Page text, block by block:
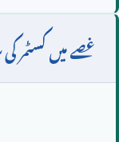
غصے میں کسٹمر